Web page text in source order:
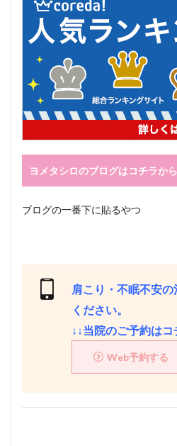
ヨメタシロのブログはコチラか
ブログの一番下に貼るやつ
肩こり・不眠不安
ください。
↓↓当院のご予約は
Web予約する